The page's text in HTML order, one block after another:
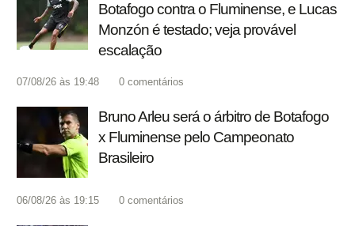
Botafogo contra o Fluminense, e Lucas
Monzón é testado; veja provável
escalação
07/08/26 às 19:48 0 comentários
Bruno Arleu será o árbitro de Botafogo
x Fluminense pelo Campeonato
Brasileiro
06/08/26 às 19:15 0 comentários